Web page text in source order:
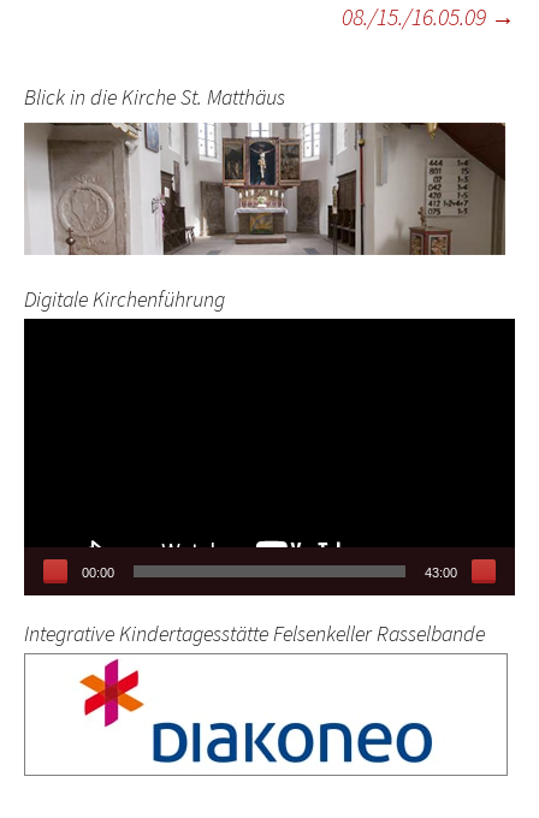
08./15./16.05.09 →
Blick in die Kirche St. Matthäus
Digitale Kirchenführung
00:00 43:00
Integrative Kindertagesstätte Felsenkeller Rasselbande